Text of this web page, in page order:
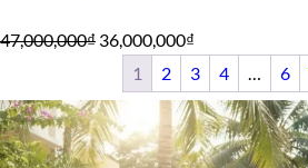
47,000,000₫ Giá
47,000,000₫.
36,000,000₫
hiện
tại
là:
36,000,000₫.
1 2 3 4 … 6